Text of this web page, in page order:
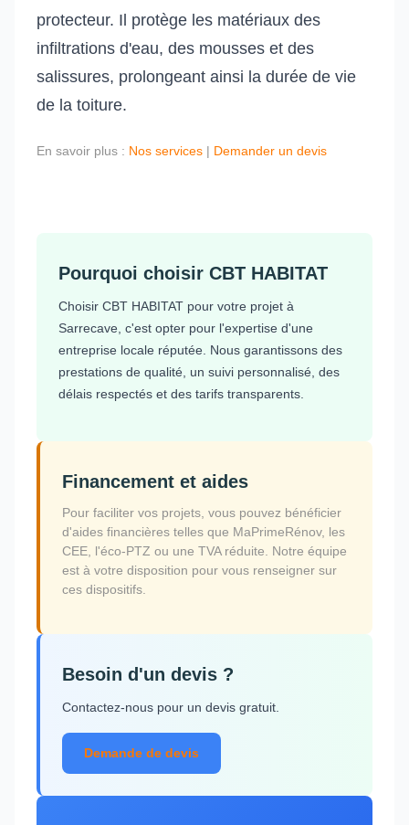
protecteur. Il protège les matériaux des
infiltrations d'eau, des mousses et des
salissures, prolongeant ainsi la durée de vie
de la toiture.
En savoir plus : Nos services | Demander un devis
Pourquoi choisir CBT HABITAT
Choisir CBT HABITAT pour votre projet à
Sarrecave, c'est opter pour l'expertise d'une
entreprise locale réputée. Nous garantissons des
prestations de qualité, un suivi personnalisé, des
délais respectés et des tarifs transparents.
Financement et aides
Pour faciliter vos projets, vous pouvez bénéficier
d'aides financières telles que MaPrimeRénov, les
CEE, l'éco-PTZ ou une TVA réduite. Notre équipe
est à votre disposition pour vous renseigner sur
ces dispositifs.
Besoin d'un devis ?
Contactez-nous pour un devis gratuit.
Demande de devis